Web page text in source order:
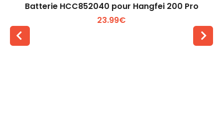
Batterie HCC852040 pour Hangfei 200 Pro
23.99€